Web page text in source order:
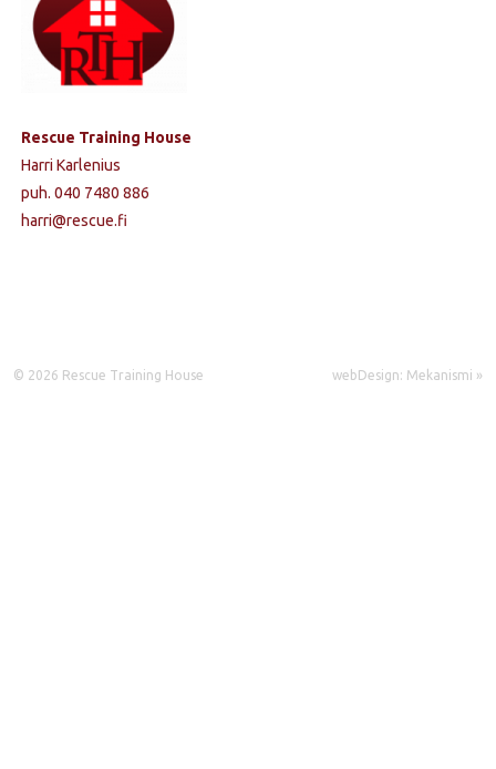
Rescue Training House
Harri Karlenius
puh. 040 7480 886
harri@rescue.fi
© 2026 Rescue Training House webDesign: Mekanismi »